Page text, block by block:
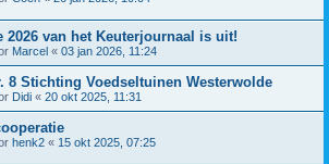
2026 van het Keuterjournaal is uit!
Marcel « 03 jan 2026, 11:24
8 Stichting Voedseltuinen Westerwolde
Didi « 20 okt 2025, 11:31
henk2 « 15 okt 2025, 07:25